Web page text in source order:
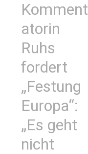
Komment
atorin
Ruhs
fordert
„Festung
Europa“:
„Es geht
nicht